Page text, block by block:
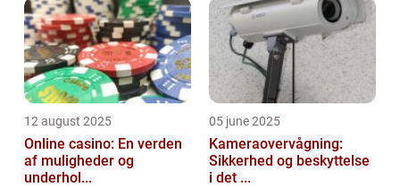
12 august 2025
Online casino: En verden
af muligheder og
underhol...
05 june 2025
Kameraovervågning:
Sikkerhed og beskyttelse
i det ...